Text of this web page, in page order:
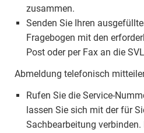
zusammen.
Senden Sie Ihren
Fragebogen mit den
Post oder per Fax an die
Abmeldung telefonisch
Rufen Sie die Service-
lassen Sie sich mit der für
Sachbearbeitung